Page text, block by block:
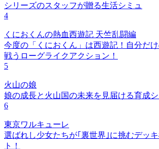
シリーズのスタッフが贈る生活シミュ
4
くにおくんの熱血西遊記 天竺乱闘編
今度の「くにおくん」は西遊記！自分だ
戦うローグライクアクション！
5
火山の娘
娘の成長と火山国の未来を見届ける育成
6
東京ワルキューレ
選ばれし少女たちが｢裏世界｣に挑むデッ
ト！